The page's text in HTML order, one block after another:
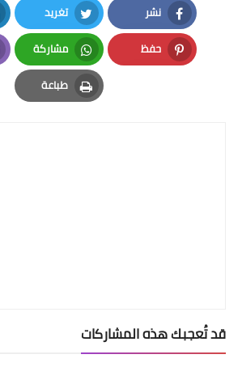
نشر
Facebook
تغريد
Twitter
حفظ
Pinterest
مشاركة
Whatsapp
طباعة
Print
قد تُعجبك هذه المشاركات